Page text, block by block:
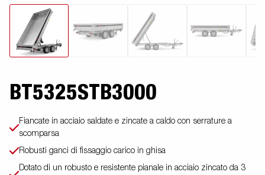
BT5325STB3000
Fiancate in acciaio saldate e zincate a caldo con serrature a
scomparsa
Robusti ganci di fissaggio carico in ghisa
Dotato di un robusto e resistente pianale in acciaio zincato da 3